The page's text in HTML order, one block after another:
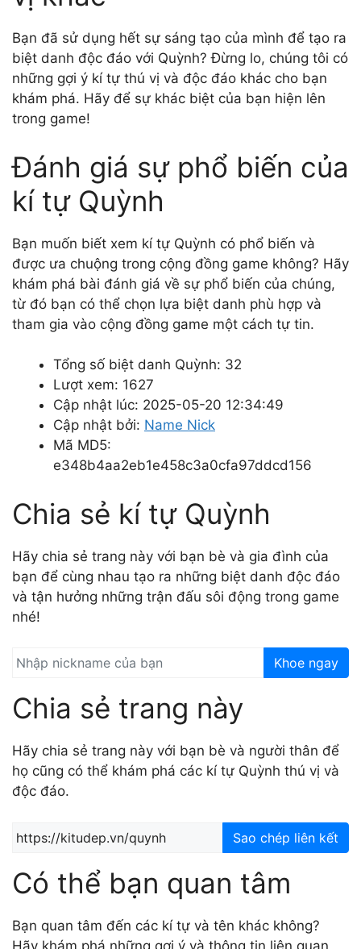
Bạn đã sử dụng hết sự sáng tạo của mình để tạo ra
biệt danh độc đáo với Quỳnh? Đừng lo, chúng tôi có
những gợi ý kí tự thú vị và độc đáo khác cho bạn
khám phá. Hãy để sự khác biệt của bạn hiện lên
trong game!
Đánh giá sự phổ biến của
kí tự Quỳnh
Bạn muốn biết xem kí tự Quỳnh có phổ biến và
được ưa chuộng trong cộng đồng game không? Hãy
khám phá bài đánh giá về sự phổ biến của chúng,
từ đó bạn có thể chọn lựa biệt danh phù hợp và
tham gia vào cộng đồng game một cách tự tin.
Tổng số biệt danh Quỳnh: 32
Lượt xem: 1627
Cập nhật lúc: 2025-05-20 12:34:49
Cập nhật bởi: Name Nick
Mã MD5:
e348b4aa2eb1e458c3a0cfa97ddcd156
Chia sẻ kí tự Quỳnh
Hãy chia sẻ trang này với bạn bè và gia đình của
bạn để cùng nhau tạo ra những biệt danh độc đáo
và tận hưởng những trận đấu sôi động trong game
nhé!
Khoe ngay
Chia sẻ trang này
Hãy chia sẻ trang này với bạn bè và người thân để
họ cũng có thể khám phá các kí tự Quỳnh thú vị và
độc đáo.
Sao chép liên kết
Có thể bạn quan tâm
Bạn quan tâm đến các kí tự và tên khác không?
Hãy khám phá những gợi ý và thông tin liên quan